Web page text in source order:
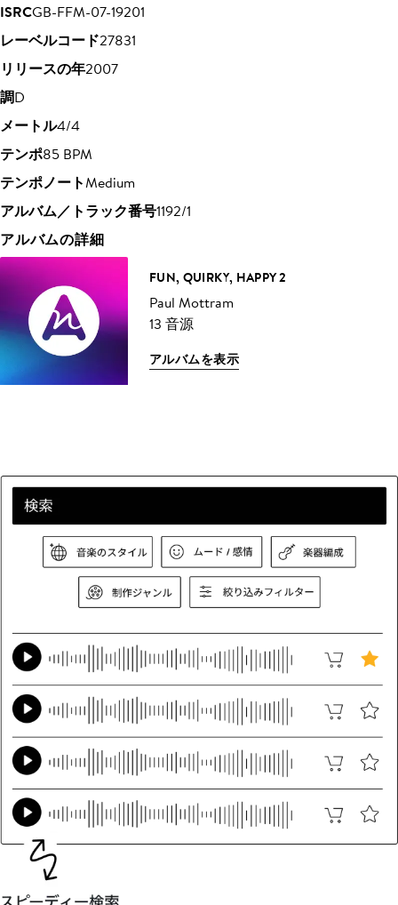
ISRCGB-FFM-07-19201
レーベルコード27831
リリースの年2007
調D
メートル4/4
テンポ85 BPM
テンポノートMedium
アルバム／トラック番号1192/1
アルバムの詳細
FUN, QUIRKY, HAPPY 2
Paul Mottram
13 音源
アルバムを表示